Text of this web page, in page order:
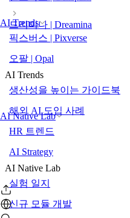
AI Trends
AI Native Lab
드리미나 | Dreamina
픽스버스 | Pixverse
오팔 | Opal
AI Trends
생산성을 높이는 가이드북
해외 AI 도입 사례
HR 트렌드
AI Strategy
AI Native Lab
실험 일지
신규 모듈 개발